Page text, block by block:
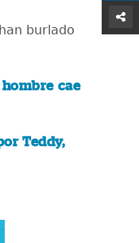
burlado
cae
Teddy,